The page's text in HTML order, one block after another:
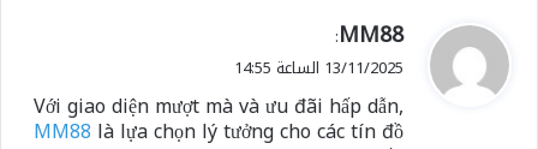
ي
ق
ل
MM88
:
13/11/2025 الساعة 14:55
Với giao diện mượt mà và ưu đãi hấp dẫn,
MM88 là lựa chọn lý tưởng cho các tín đồ